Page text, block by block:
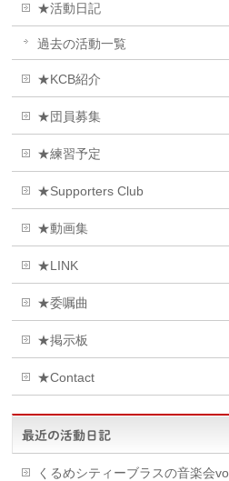
★活動日記
過去の活動一覧
★KCB紹介
★団員募集
★練習予定
★Supporters Club
★動画集
★LINK
★委嘱曲
★掲示板
★Contact
最近の活動日記
くるめシティーブラスの音楽会